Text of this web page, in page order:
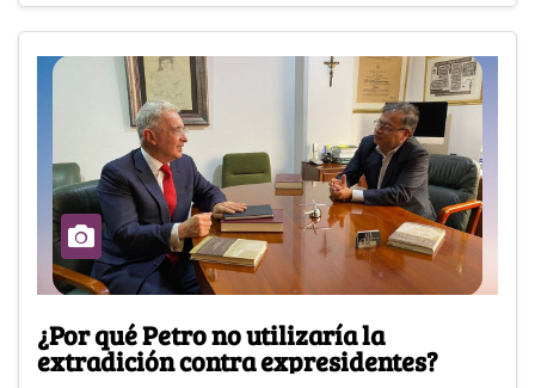
¿Por qué Petro no utilizaría la
extradición contra expresidentes?